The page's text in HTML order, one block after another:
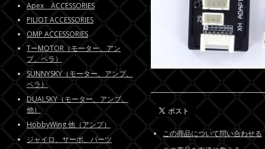
この商品について問い合わせる
Apex ACCESSORIES
PILIOT ACCESSORIES
OMP ACCESSORIES
TーMOTOR（モーター、アン
プ、ペラ）
SUNNYSKY（モーター、アンプ、
ペラ）
DUALSKY（モーター、アンプ、
他）
HobbyWing 他（アンプ）
ジャイロ、サーボ、パーツ